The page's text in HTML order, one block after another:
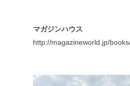
マガジンハウス
http://magazineworld.jp/